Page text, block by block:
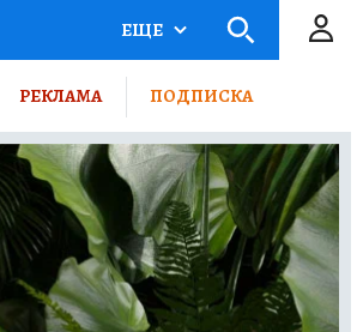
ВСЕ О КП
ЕЩЕ
РЕКЛАМА ПОДПИСКА